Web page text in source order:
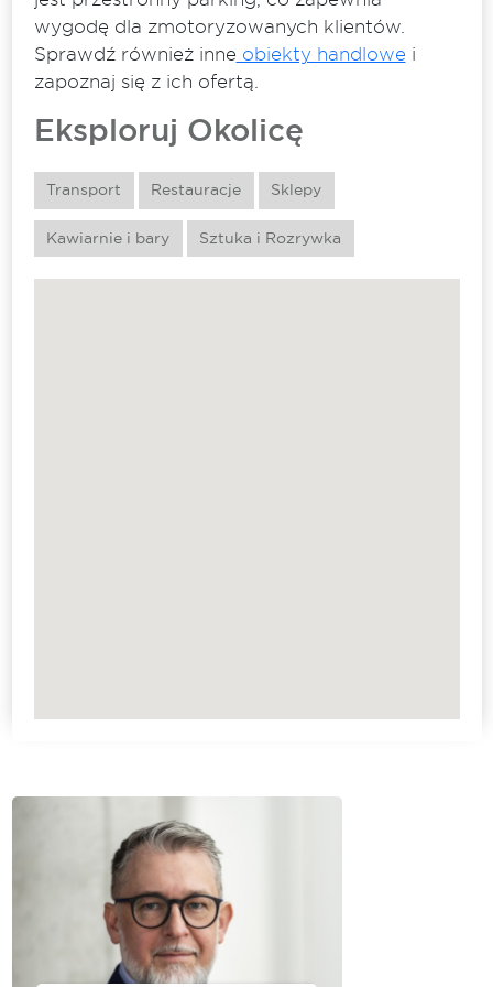
wygodę dla zmotoryzowanych klientów.
Sprawdź również inne obiekty handlowe i
zapoznaj się z ich ofertą.
Eksploruj Okolicę
Transport Restauracje Sklepy
Kawiarnie i bary Sztuka i Rozrywka